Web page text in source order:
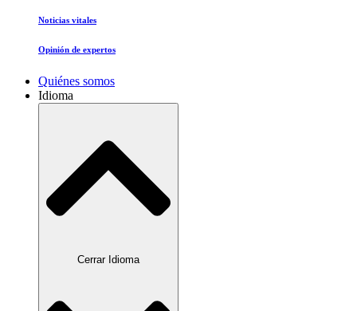
Noticias vitales
Opinión de expertos
Quiénes somos
Idioma
Cerrar Idioma